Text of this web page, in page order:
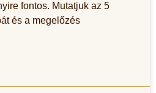
fontos. Mutatjuk az 5
és a megelőzés